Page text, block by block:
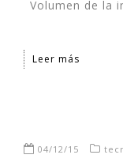
Volumen de la
Leer más
04/12/15